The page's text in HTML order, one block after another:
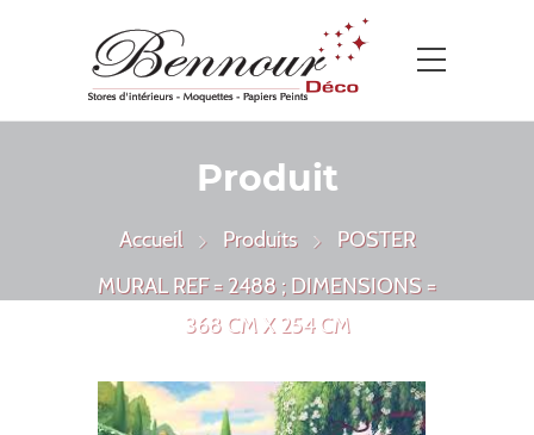
Produit
Accueil Produits
POSTER
MURAL REF = 2488 ; DIMENSIONS =
368 CM X 254 CM